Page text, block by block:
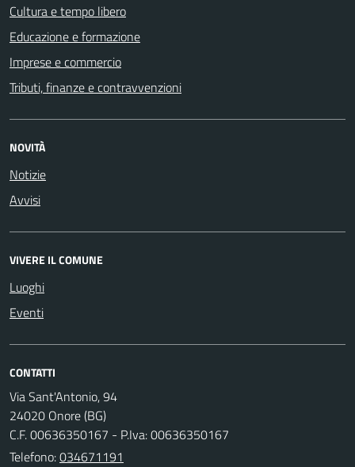
Cultura e tempo libero
Educazione e formazione
Imprese e commercio
Tributi, finanze e contravvenzioni
NOVITÀ
Notizie
Avvisi
VIVERE IL COMUNE
Luoghi
Eventi
CONTATTI
Via Sant'Antonio, 94
24020 Onore (BG)
C.F. 00636350167 - P.Iva: 00636350167
Telefono:034671191